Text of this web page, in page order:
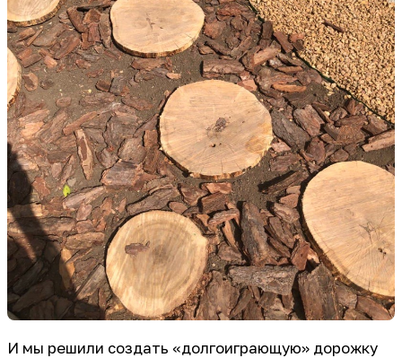
И мы решили создать «долгоиграющую» дорожку